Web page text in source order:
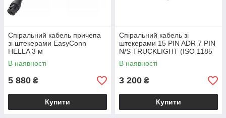
Спіральний кабель причепа
зі штекерами EasyConn
HELLA 3 м
В наявності
5 880 ₴
Купити
Спіральний кабель зі
штекерами 15 PIN ADR 7 PIN
N/S TRUCKLIGHT (ISO 1185
ISO 3731 ISO 12098) 3,5 м
метал
В наявності
3 200 ₴
Купити